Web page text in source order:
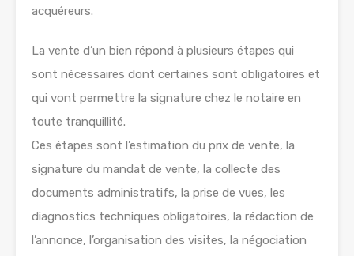
acquéreurs.
La vente d’un bien répond à plusieurs étapes qui
sont nécessaires dont certaines sont obligatoires et
qui vont permettre la signature chez le notaire en
toute tranquillité.
Ces étapes sont l’estimation du prix de vente, la
signature du mandat de vente, la collecte des
documents administratifs, la prise de vues, les
diagnostics techniques obligatoires, la rédaction de
l’annonce, l’organisation des visites, la négociation